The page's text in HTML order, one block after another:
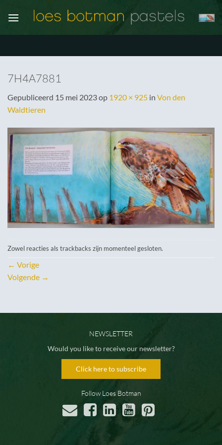
naar
7H4A7881
Gepubliceerd 15 mei 2023op 1920 × 925 in Von den
Waldtieren
Zowel reacties als trackbacks zijn momenteel gesloten.
← Vorige
Volgende →
NEWSLETTER
Would you like to receive our newsletter?
Click here to subscribe
Follow Loes Botman